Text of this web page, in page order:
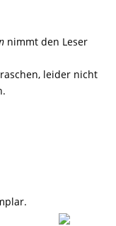
nimmt den Leser
leider nicht